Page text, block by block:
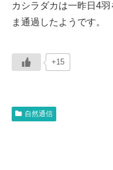
カシラダカは一昨日4
ま通過したようです。
+15
自然通信